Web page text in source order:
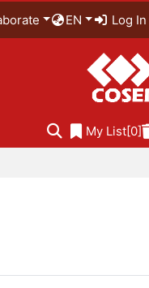
EN Log In
My List[0]